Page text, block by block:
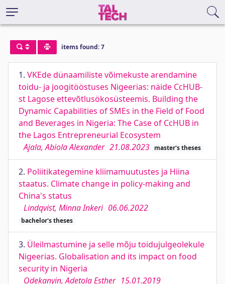
items found: 7
1. VKEde dünaamiliste võimekuste arendamine
toidu- ja joogitööstuses Nigeerias: näide CcHUB-
st Lagose ettevõtlusökosüsteemis. Building the
Dynamic Capabilities of SMEs in the Field of Food
and Beverages in Nigeria: The Case of CcHUB in
the Lagos Entrepreneurial Ecosystem
Ajala, Abiola Alexander 21.08.2023 master's theses
2. Poliitikategemine kliimamuutustes ja Hiina
staatus. Climate change in policy-making and
China's status
Lindqvist, Minna Inkeri 06.06.2022
bachelor's theses
3. Üleilmastumine ja selle mõju toidujulgeolekule
Nigeerias. Globalisation and its impact on food
security in Nigeria
Odekanyin, Adetola Esther 15.01.2019